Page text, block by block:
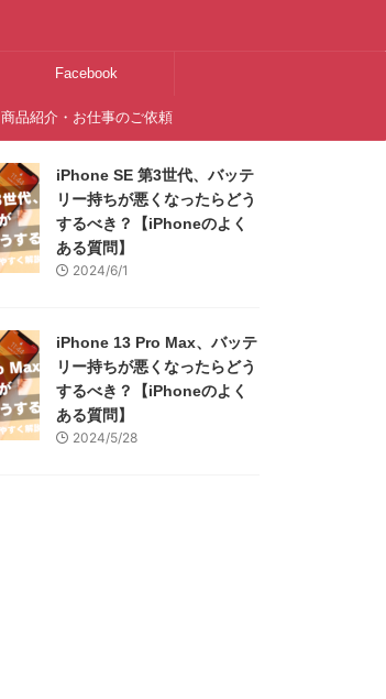
Facebook
商品紹介・お仕事のご依頼
iPhone SE 第3世代、バッテ
リー持ちが悪くなったらどう
するべき？【iPhoneのよく
ある質問】
2024/6/1
iPhone 13 Pro Max、バッテ
リー持ちが悪くなったらどう
するべき？【iPhoneのよく
ある質問】
2024/5/28